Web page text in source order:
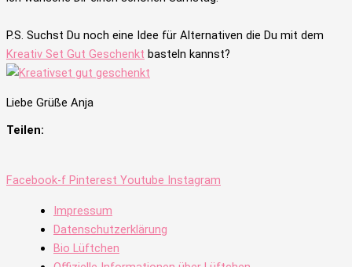
P.S. Suchst Du noch eine Idee für Alternativen die Du mit dem
Kreativ Set Gut Geschenkt basteln kannst?
Liebe Grüße Anja
Teilen:
Facebook-f Pinterest Youtube Instagram
Impressum
Datenschutzerklärung
Bio Lüftchen